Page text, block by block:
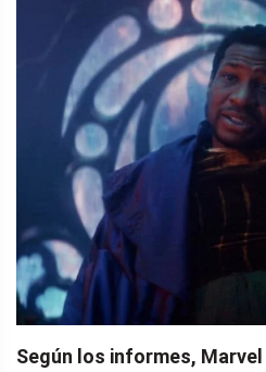
Según los informes,